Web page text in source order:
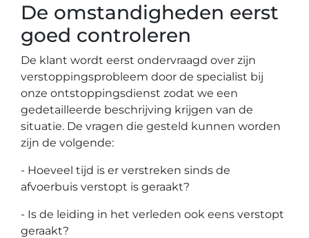
De omstandigheden eerst
goed controleren
De klant wordt eerst ondervraagd over zijn
verstoppingsprobleem door de specialist bij
onze ontstoppingsdienst zodat we een
gedetailleerde beschrijving krijgen van de
situatie. De vragen die gesteld kunnen worden
zijn de volgende:
- Hoeveel tijd is er verstreken sinds de
afvoerbuis verstopt is geraakt?
- Is de leiding in het verleden ook eens verstopt
geraakt?